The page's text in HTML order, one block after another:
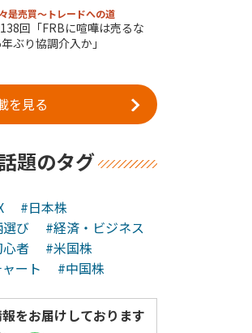
是売買～トレードへの道
回「FRBに喧嘩は売るな
ぶり協調介入か」
を見る
題のタグ
#日本株
び
#経済・ビジネス
者
#米国株
ート #中国株
をお届けしております